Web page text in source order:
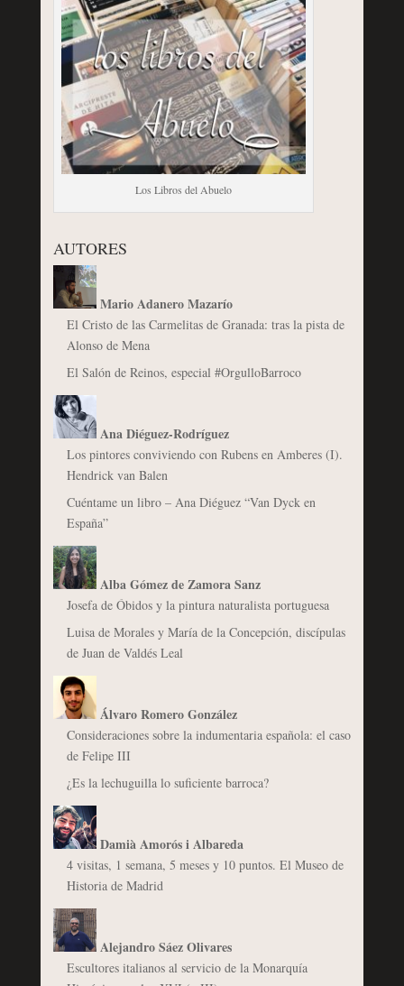
Los Libros del Abuelo
AUTORES
Mario Adanero Mazarío
El Cristo de las Carmelitas de Granada: tras la pista de
Alonso de Mena
El Salón de Reinos, especial #OrgulloBarroco
Ana Diéguez-Rodríguez
Los pintores conviviendo con Rubens en Amberes (I).
Hendrick van Balen
Cuéntame un libro – Ana Diéguez “Van Dyck en
España”
Alba Gómez de Zamora Sanz
Josefa de Óbidos y la pintura naturalista portuguesa
Luisa de Morales y María de la Concepción, discípulas
de Juan de Valdés Leal
Álvaro Romero González
Consideraciones sobre la indumentaria española: el caso
de Felipe III
¿Es la lechuguilla lo suficiente barroca?
Damià Amorós i Albareda
4 visitas, 1 semana, 5 meses y 10 puntos. El Museo de
Historia de Madrid
Alejandro Sáez Olivares
Escultores italianos al servicio de la Monarquía